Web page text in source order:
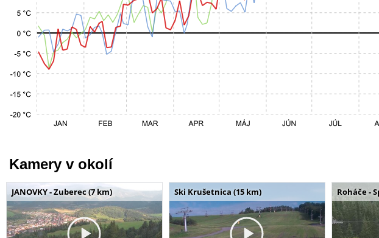
Kamery v okolí
JANOVKY - Zuberec (7 km) Ski Krušetnica (15 km) Roháče -